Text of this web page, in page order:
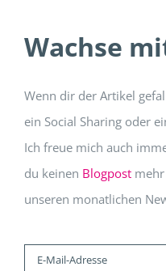
Wachse
Wenn dir der Artikel
ein Social Sharing oder
Ich freue mich auch
du keinen Blogpostmehr
unseren monatlichen